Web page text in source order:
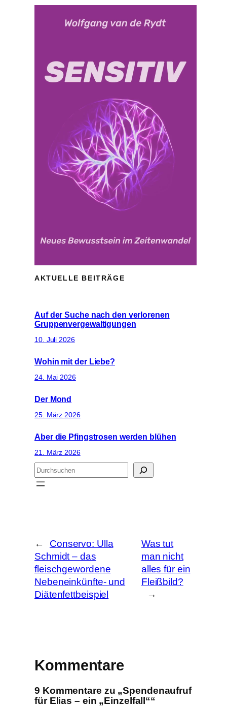
AKTUELLE BEITRÄGE
Auf der Suche nach den verlorenen
Gruppenvergewaltigungen
10. Juli 2026
Wohin mit der Liebe?
24. Mai 2026
Der Mond
25. März 2026
Aber die Pfingstrosen werden blühen
21. März 2026
S
u
←
Conservo: Ulla
Schmidt – das
fleischgewordene
Nebeneinkünfte- und
Diätenfettbeispiel
Was tut
man nicht
alles für ein
Fleißbild?
→
Kommentare
9 Kommentare zu „Spendenaufruf
für Elias – ein „Einzelfall““